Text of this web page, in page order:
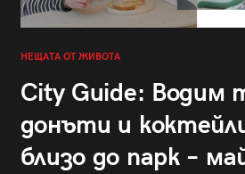
НЕЩАТА ОТ ЖИВОТА
City Guide: Водим
донъти и
близо до парк –